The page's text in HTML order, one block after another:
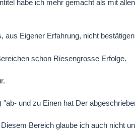
habe ich mehr gemacht als mit
aus Eigener Erfahrung, nicht
schon Riesengrosse Erfolge.
"ab- und zu Einen hat Der
Bereich glaube ich auch nicht